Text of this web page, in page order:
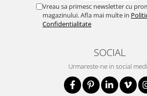
Vreau sa primesc newsletter cu
magazinului. Afla mai multe in
Confidentialitate
SOCIAL
Urmareste-ne in social